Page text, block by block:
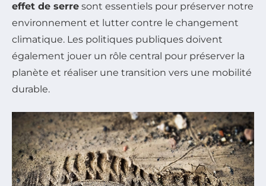
effet de serre sont essentiels pour préserver notre
environnement et lutter contre le changement
climatique. Les politiques publiques doivent
également jouer un rôle central pour préserver la
planète et réaliser une transition vers une mobilité
durable.